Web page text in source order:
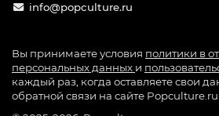
info@popculture.ru
Вы принимаете условия политики в
персональных данных и
каждый раз, когда оставляете свои
обратной связи на сайте Popculture.ru